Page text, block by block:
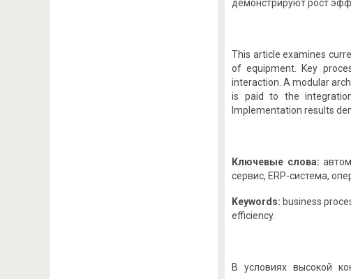
демонстрируют рост
This article examines
of equipment. Key
interaction. A modular
is paid to the
Implementation results
Ключевые слова:
сервис, ERP-система,
Keywords: business
efficiency.
В условиях высокой